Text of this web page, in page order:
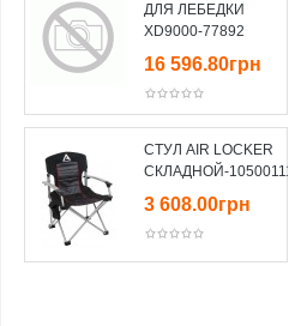
ДЛЯ ЛЕБЕДКИ
XD9000-77892
16 596.80грн
СТУЛ AIR LOCKER
СКЛАДНОЙ-10500111
3 608.00грн